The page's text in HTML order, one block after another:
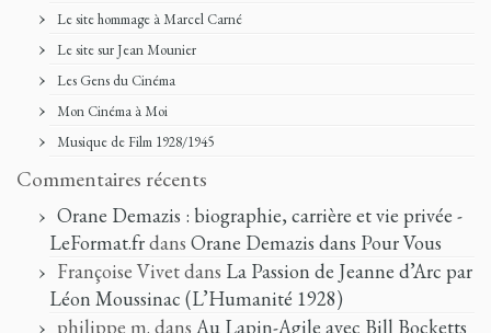
Le site hommage à Marcel Carné
Le site sur Jean Mounier
Les Gens du Cinéma
Mon Cinéma à Moi
Musique de Film 1928/1945
Commentaires récents
Orane Demazis : biographie, carrière et vie privée -
LeFormat.frdans Orane Demazis dans Pour Vous
Françoise Vivetdans La Passion de Jeanne d’Arc par
Léon Moussinac (L’Humanité 1928)
philippe m. dans Au Lapin-Agile avec Bill Bocketts